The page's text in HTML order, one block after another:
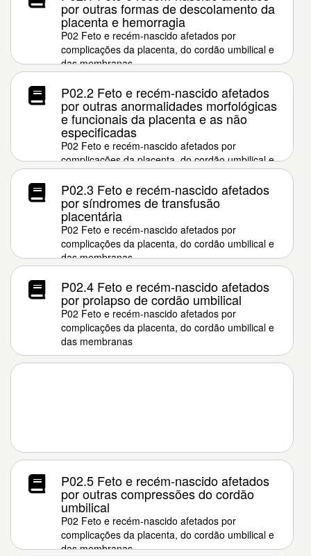
por outras formas de descolamento da
placenta e hemorragia
P02 Feto e recém-nascido afetados por
complicações da placenta, do cordão umbilical e
das membranas
P02.2 Feto e recém-nascido afetados
por outras anormalidades morfológicas
e funcionais da placenta e as não
especificadas
P02 Feto e recém-nascido afetados por
complicações da placenta, do cordão umbilical e
das membranas
P02.3 Feto e recém-nascido afetados
por síndromes de transfusão
placentária
P02 Feto e recém-nascido afetados por
complicações da placenta, do cordão umbilical e
das membranas
P02.4 Feto e recém-nascido afetados
por prolapso de cordão umbilical
P02 Feto e recém-nascido afetados por
complicações da placenta, do cordão umbilical e
das membranas
P02.5 Feto e recém-nascido afetados
por outras compressões do cordão
umbilical
P02 Feto e recém-nascido afetados por
complicações da placenta, do cordão umbilical e
das membranas